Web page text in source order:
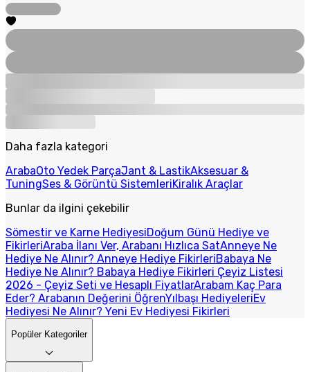
Daha fazla kategori
ArabaOto Yedek ParçaJant & LastikAksesuar &
TuningSes & Görüntü SistemleriKiralık Araçlar
Bunlar da ilgini çekebilir
Sömestir ve Karne HediyesiDoğum Günü Hediye ve
FikirleriAraba İlanı Ver, Arabanı Hızlıca SatAnneye Ne
Hediye Ne Alınır? Anneye Hediye FikirleriBabaya Ne
Hediye Ne Alınır? Babaya Hediye Fikirleri Çeyiz Listesi
2026 - Çeyiz Seti ve Hesaplı FiyatlarArabam Kaç Para
Eder? Arabanın Değerini ÖğrenYılbaşı HediyeleriEv
Hediyesi Ne Alınır? Yeni Ev Hediyesi Fikirleri
Popüler Kategoriler